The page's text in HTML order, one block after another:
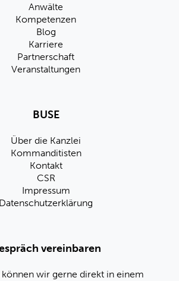
Anwälte
Kompetenzen
Blog
Karriere
Partnerschaft
Veranstaltungen
BUSE
Über die Kanzlei
Kommanditisten
Kontakt
CSR
Impressum
Datenschutzerklärung
vereinbaren
können wir gerne direkt in einem